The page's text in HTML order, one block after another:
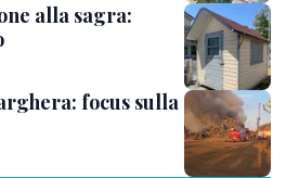
alla sagra:
focus sulla